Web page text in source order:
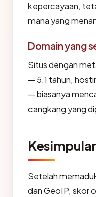
kepercayaan,
mana yang
Domain yang
Situs dengan
— 5.1 tahun,
— biasanya
cangkang yang
Setelah
dan GeoIP, skor